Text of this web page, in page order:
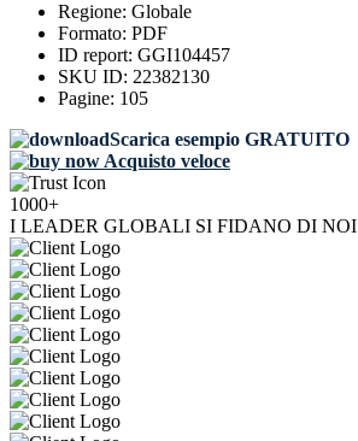
Regione: Globale
Formato: PDF
ID report: GGI104457
SKU ID: 22382130
Pagine: 105
Scarica esempio GRATUITO
Acquisto veloce
1000+
I LEADER GLOBALI SI FIDANO DI NOI